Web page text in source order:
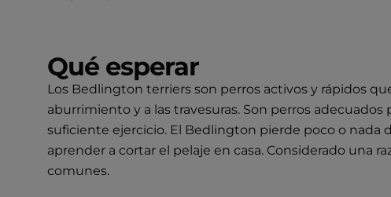
Qué esperar
Los Bedlington terriers son perros activos y rápidos
aburrimiento y a las travesuras. Son perros
suficiente ejercicio. El Bedlington pierde poco o nada
aprender a cortar el pelaje en casa. Considerado una
comunes.